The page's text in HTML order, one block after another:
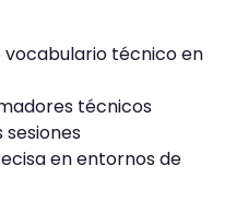
técnico en
técnicos
en entornos de